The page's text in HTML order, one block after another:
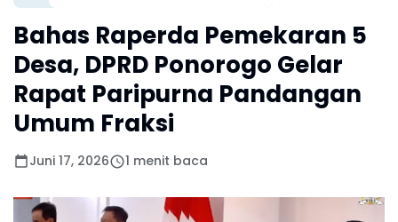
Bahas Raperda Pemekaran 5
Desa, DPRD Ponorogo Gelar
Rapat Paripurna Pandangan
Umum Fraksi
Juni 17, 2026 1 menit baca